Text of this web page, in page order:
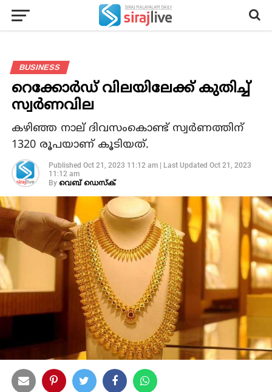
BUSINESS
റെക്കോര്‍ഡ് വിലയിലേക്ക് കുതിച്ച്
സ്വര്‍ണവില
കഴിഞ്ഞ നാല് ദിവസംകൊണ്ട് സ്വര്‍ണത്തിന്
1320 രൂപയാണ് കൂടിയത്.
Published Oct 21, 2023 11:12 am| Last Updated Oct 21, 2023
11:12 am
By വെബ് ഡെസ്‌ക്